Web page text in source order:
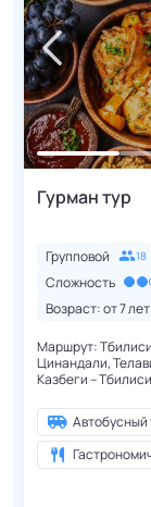
Гурман тур
Групповой 18
Сложность
Возраст: от7лет
Маршрут:
Цинандали,
Казбеги – Тбилиси Каждый день мы будем пробовать, и
Автобусный